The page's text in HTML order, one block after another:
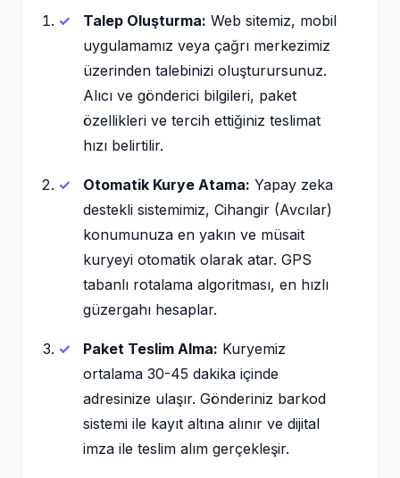
Talep Oluşturma: Web sitemiz, mobil
uygulamamız veya çağrı merkezimiz
üzerinden talebinizi oluşturursunuz.
Alıcı ve gönderici bilgileri, paket
özellikleri ve tercih ettiğiniz teslimat
hızı belirtilir.
Otomatik Kurye Atama: Yapay zeka
destekli sistemimiz, Cihangir (Avcılar)
konumunuza en yakın ve müsait
kuryeyi otomatik olarak atar. GPS
tabanlı rotalama algoritması, en hızlı
güzergahı hesaplar.
Paket Teslim Alma: Kuryemiz
ortalama 30-45 dakika içinde
adresinize ulaşır. Gönderiniz barkod
sistemi ile kayıt altına alınır ve dijital
imza ile teslim alım gerçekleşir.